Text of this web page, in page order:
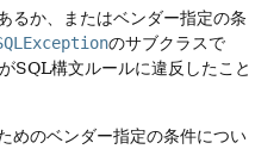
るか、またはベンダー指定の条
のサブクラスで
SQL構文ルールに違反したこと
めのベンダー指定の条件につい